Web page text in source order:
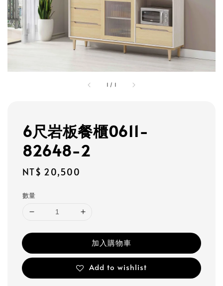
1 / 1
6尺岩板餐櫃0611-
82648-2
Regular
NT$ 20,500
數量
加入購物車
Add to wishlist